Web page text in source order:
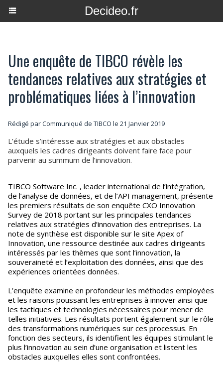
Decideo.fr
Une enquête de TIBCO révèle les
tendances relatives aux stratégies et
problématiques liées à l’innovation
Rédigé par Communiqué de TIBCO le 21 Janvier 2019
L’étude s’intéresse aux stratégies et aux obstacles
auxquels les cadres dirigeants doivent faire face pour
parvenir au summum de l’innovation.
TIBCO Software Inc. , leader international de l’intégration,
de l’analyse de données, et de l’API management, présente
les premiers résultats de son enquête CXO Innovation
Survey de 2018 portant sur les principales tendances
relatives aux stratégies d’innovation des entreprises. La
note de synthèse est disponible sur le site Apex of
Innovation, une ressource destinée aux cadres dirigeants
intéressés par les thèmes que sont l’innovation, la
souveraineté et l’exploitation des données, ainsi que des
expériences orientées données.
L’enquête examine en profondeur les méthodes employées
et les raisons poussant les entreprises à innover ainsi que
les tactiques et technologies nécessaires pour mener de
telles initiatives. Les résultats portent également sur le rôle
des transformations numériques sur ces processus. En
fonction des secteurs, ils identifient les équipes stimulant le
plus l’innovation au sein d’une organisation et listent les
obstacles auxquelles elles sont confrontées.